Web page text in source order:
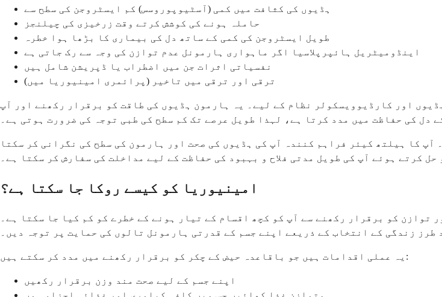
ہڈیوں کی کثافت میں کمی (آسٹیوپوروسس) کم ایسٹروجن کی سطح سے
حاملہ ہونے کی کوشش کرتے وقت زرخیزی کی چیلنجز
طویل ایسٹروجن کی کمی کے ساتھ دل کی بیماری کا بڑھا ہوا خطرہ
اینڈومیٹریل ہائپرپلاسیا اگر ماہواری ہارمونل عدم توازن کی وجہ سے رک جاتی ہے
نفسیاتی اثرات جن میں اضطراب یا ڈپریشن شامل ہیں
ترقی اور ترقی میں تاخیر (پرائمری امینیوریا میں)
اور کارڈیوویسکولر نظام کے لیے۔ یہ ہارمون ہڈیوں کی طاقت کو برقرار رکھنے اور آپ
دل کی حفاظت میں مدد کرتا ہے، لہذا طویل عرصے تک کم سطح کی طبی توجہ کی ضرورت ہوتی ہے۔
آپ کا ہیلتھ کیئر فراہم کنندہ آپ کی ہڈیوں کی صحت اور ہارمون کی سطح کی نگرانی کر سکتا
حل کرتے ہوئے آپ کی طویل مدتی فلاح و بہبود کی حفاظت کے لیے مداخلت کی سفارش کر سکتا ہے۔
امینیوریا کو کیسے روکا جا سکتا ہے؟
کو برقرار رکھنے سے آپ کو کچھ اقسام کے تیار ہونے کے خطرے کو کم کیا جا سکتا ہے۔
طرز زندگی کے انتخاب کے ذریعے اپنے جسم کے قدرتی ہارمونل تالوں کی حمایت پر توجہ دیں۔
یہ عملی اقدامات ہیں جو باقاعدہ حیض کے چکر کو برقرار رکھنے میں مدد کر سکتے ہیں:
اپنے جسم کے لیے صحت مند وزن برقرار رکھیں
متوازن غذا کھائیں جس میں کافی کیلوری اور غذائی اجزاء ہوں